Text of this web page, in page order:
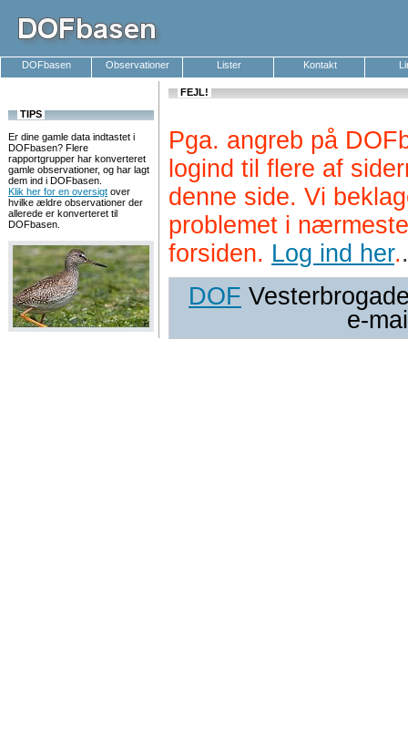
DOFbasen Observationer Lister Kontakt
TIPS
Er dine gamle data indtastet i
DOFbasen? Flere
rapportgrupper har konverteret
gamle observationer, og har lagt
dem ind i DOFbasen.
Klik her for en oversigt over
hvilke ældre observationer der
allerede er konverteret til
DOFbasen.
FEJL!
Pga. angreb på
logind til flere af
denne side. Vi
problemet i
forsiden. Log ind her..
DOF
e-